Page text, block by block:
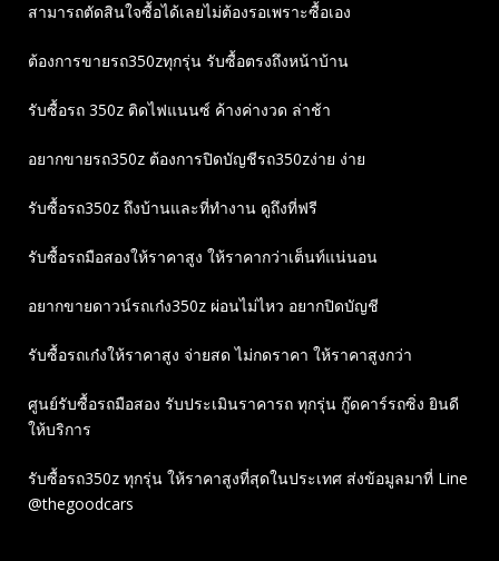
สามารถตัดสินใจซื้อได้เลยไม่ต้องรอเพราะซื้อเอง
ต้องการขายรถ350zทุกรุ่น รับซื้อตรงถึงหน้าบ้าน
รับซื้อรถ 350z ติดไฟแนนซ์ ค้างค่างวด ล่าช้า
อยากขายรถ350z ต้องการปิดบัญชีรถ350zง่าย ง่าย
รับซื้อรถ350z ถึงบ้านและที่ทำงาน ดูถึงที่ฟรี
รับซื้อรถมือสองให้ราคาสูง ให้ราคากว่าเต็นท์แน่นอน
อยากขายดาวน์รถเก๋ง350z ผ่อนไม่ไหว อยากปิดบัญชี
รับซื้อรถเก๋งให้ราคาสูง จ่ายสด ไม่กดราคา ให้ราคาสูงกว่า
ศูนย์รับซื้อรถมือสอง รับประเมินราคารถ ทุกรุ่น กู๊ดคาร์รถซิ่ง ยินดี
ให้บริการ
รับซื้อรถ350z ทุกรุ่น ให้ราคาสูงที่สุดในประเทศ ส่งข้อมูลมาที่ Line
@thegoodcars